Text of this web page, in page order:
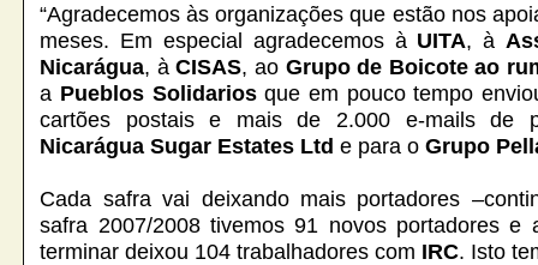
“Agradecemos às organizações que estão nos
meses. Em especial agradecemos à UITA, à
Nicarágua, àCISAS, ao Grupo de Boicote ao
a Pueblos Solidariosque em pouco tempo
cartões postais e mais de 2.000 e-mails de
Nicarágua Sugar Estates Ltd e para oGrupo
Cada safra vai deixando mais portadores
safra 2007/2008 tivemos 91 novos portadores e
terminar deixou 104 trabalhadores com IRC. Isto